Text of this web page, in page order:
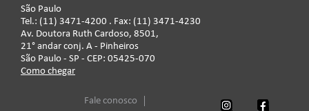
São Paulo
Tel.: (11) 3471-4200 . Fax: (11) 3471-4230
Av. Doutora Ruth Cardoso, 8501,
21° andar conj. A - Pinheiros
São Paulo - SP - CEP: 05425-070
Como chegar
Fale conosco